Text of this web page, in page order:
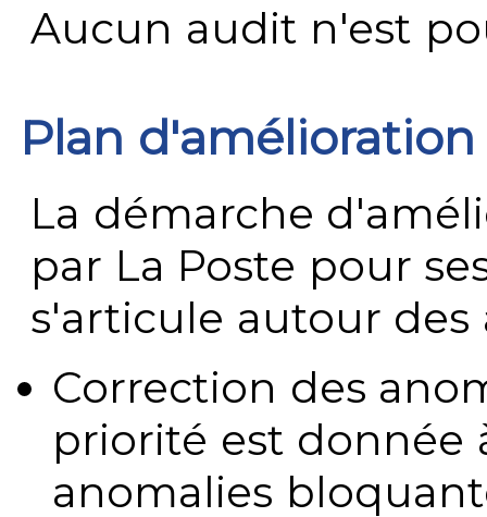
Aucun audit n'est
Plan
La démarche
par La Poste pour
s'articule autour des
Correction des
priorité est donnée
anomalies